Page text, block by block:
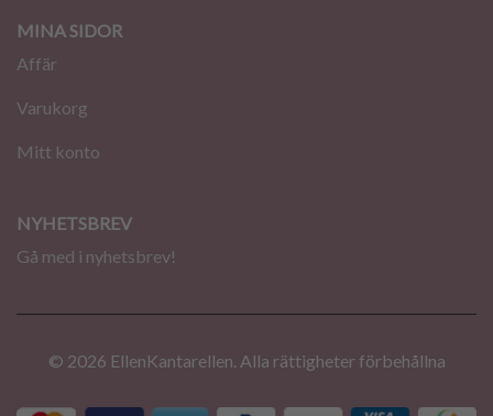
MINA SIDOR
Affär
Varukorg
Mitt konto
NYHETSBREV
Gå med i nyhetsbrev!
© 2026 EllenKantarellen. Alla rättigheter förbehållna